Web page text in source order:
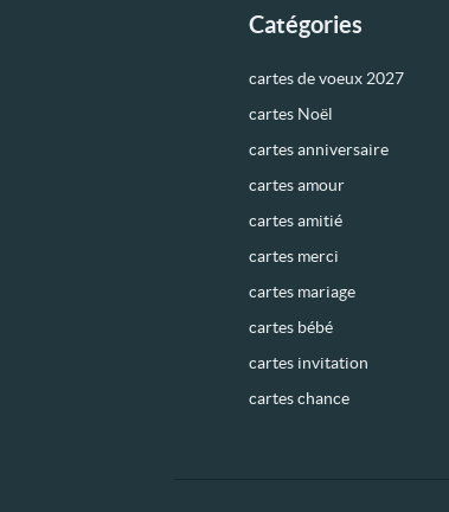
Catégories
cartes de voeux 2027
cartes Noël
cartes anniversaire
cartes amour
cartes amitié
cartes merci
cartes mariage
cartes bébé
cartes invitation
cartes chance